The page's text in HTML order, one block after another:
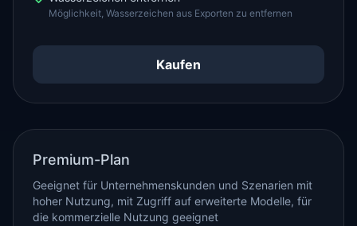
Möglichkeit, Wasserzeichen aus Exporten zu entfernen
Kaufen
Premium-Plan
Geeignet für Unternehmenskunden und Szenarien mit
hoher Nutzung, mit Zugriff auf erweiterte Modelle, für
die kommerzielle Nutzung geeignet